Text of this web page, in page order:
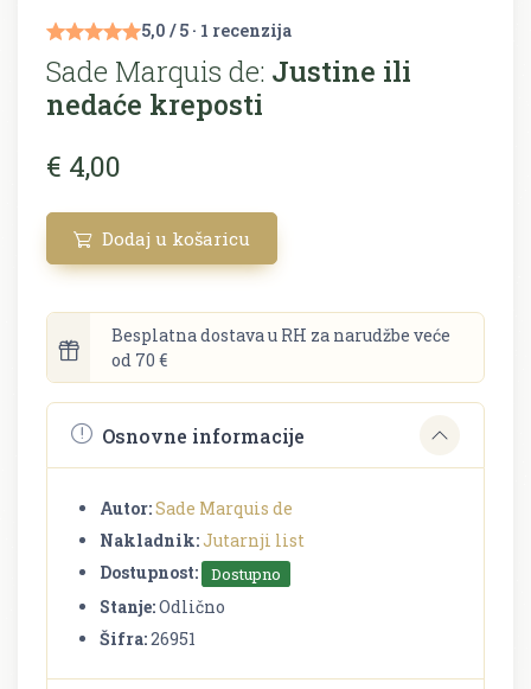
5,0 / 5 · 1 recenzija
Sade Marquis de: Justine ili
nedaće kreposti
€ 4,00
Dodaj u košaricu
Besplatna dostava u RH za narudžbe veće
od 70 €
Osnovne informacije
Autor:Sade Marquis de
Nakladnik:Jutarnji list
Dostupnost:
Dostupno
Stanje:Odlično
Šifra:26951